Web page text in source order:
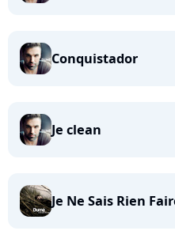
Conquistador
Je clean
Je Ne Sais Rien